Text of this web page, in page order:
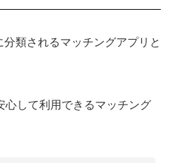
類されるマッチングアプリと
心して利用できるマッチング